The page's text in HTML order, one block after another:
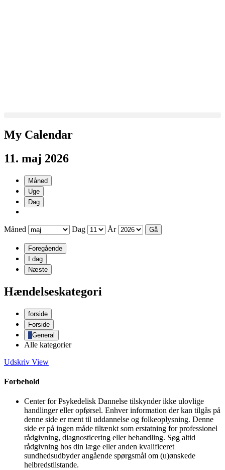
My Calendar
11. maj 2026
Måned
Uge
Dag
Måned Dag År
Foregående
I dag
Næste
Hændelseskategori
forside
Forside
General
Alle kategorier
Udskriv View
Forbehold
Center for Psykedelisk Dannelse tilskynder ikke ulovlige
handlinger eller opførsel. Enhver information der kan tilgås på
denne side er ment til uddannelse og folkeoplysning. Denne
side er på ingen måde tiltænkt som erstatning for professionel
rådgivning, diagnosticering eller behandling. Søg altid
rådgivning hos din læge eller anden kvalificeret
sundhedsudbyder angående spørgsmål om (u)ønskede
helbredstilstande.